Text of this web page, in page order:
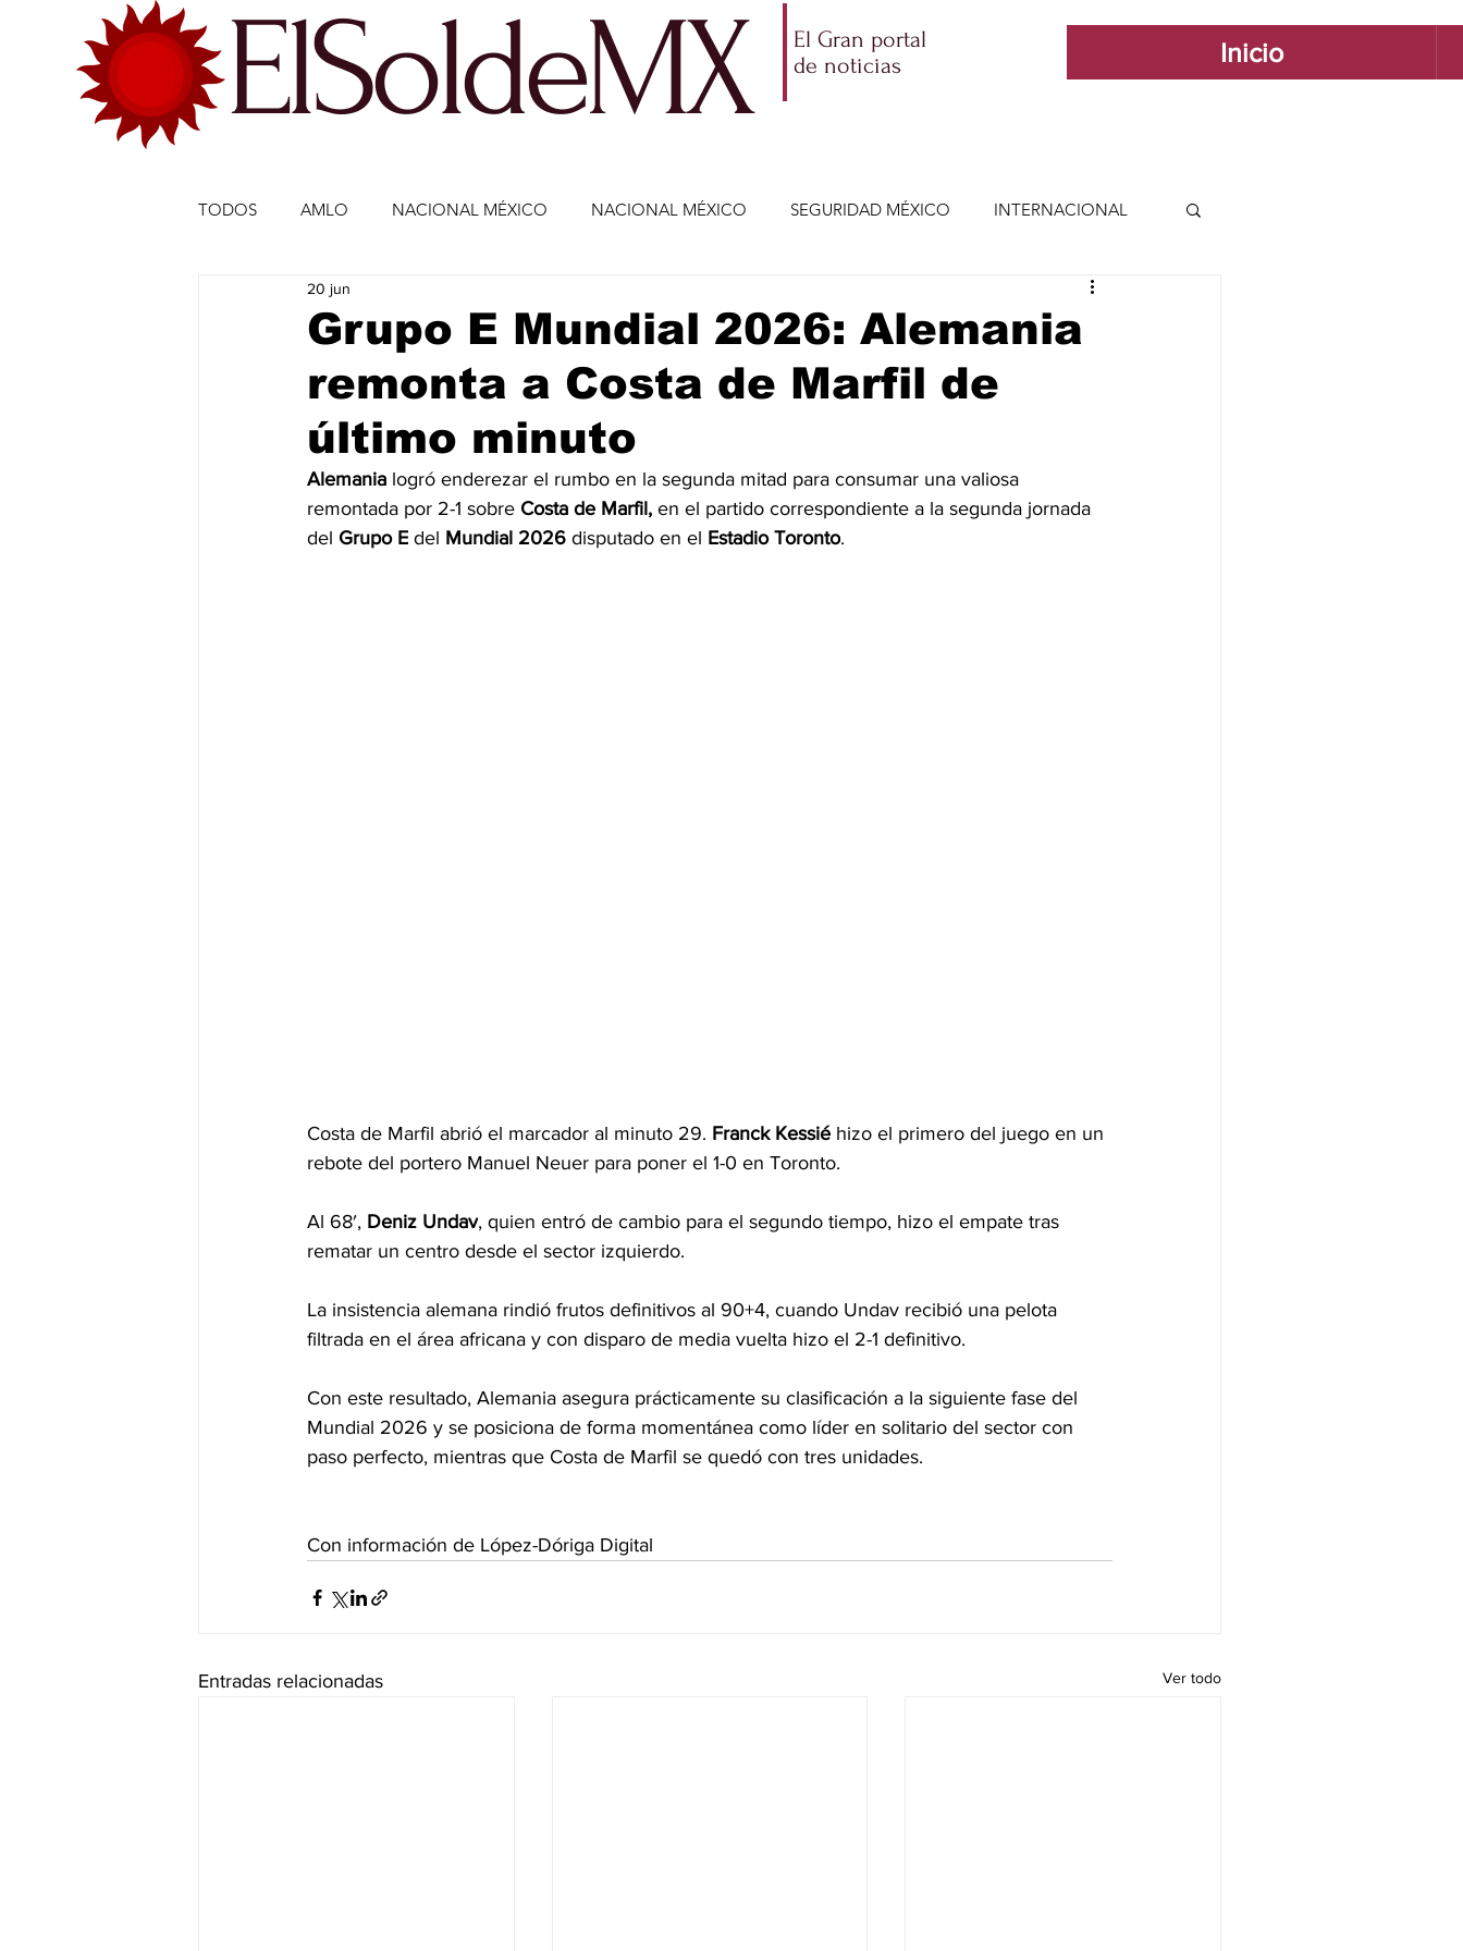
ElSoldeMX
El Gran portal
de noticias
Inicio
TODOS AMLO NACIONAL MÉXICO NACIONAL MÉXICO SEGURIDAD MÉXICO INTERNACIONAL
ECONOMÍA MÉXICO ECONOMÍA INTERNACIONAL
DEPORTES DEPORTES CIENCIA Y TECNOLOGÍA ENTRETENIMIENTO VIDA Y ESTILO
ESTADOS-POLÍTICA ENTRETENIMIENTO JALISCO-ENRIQUE ALFARO JALISCO-GUADALAJARA
Grupo E Mundial 2026: Alemania
remonta a Costa de Marfil de
último minuto
20 jun
Alemania logró enderezar el rumbo en la segunda mitad para consumar una valiosa
remontada por 2-1 sobre Costa de Marfil, en el partido correspondiente a la segunda jornada
del Grupo E del Mundial 2026 disputado en el Estadio Toronto.
Costa de Marfil abrió el marcador al minuto 29. Franck Kessié hizo el primero del juego en un
rebote del portero Manuel Neuer para poner el 1-0 en Toronto.
Al 68′, Deniz Undav, quien entró de cambio para el segundo tiempo, hizo el empate tras
rematar un centro desde el sector izquierdo.
La insistencia alemana rindió frutos definitivos al 90+4, cuando Undav recibió una pelota
filtrada en el área africana y con disparo de media vuelta hizo el 2-1 definitivo.
Con este resultado, Alemania asegura prácticamente su clasificación a la siguiente fase del
Mundial 2026 y se posiciona de forma momentánea como líder en solitario del sector con
paso perfecto, mientras que Costa de Marfil se quedó con tres unidades.
Con información de López-Dóriga Digital
Entradas relacionadas Ver todo